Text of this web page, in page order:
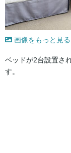
画像をもっと見る
ベッドが2台設置さ
す。